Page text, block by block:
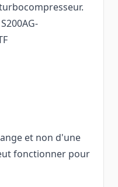
et non d'une
fonctionner pour